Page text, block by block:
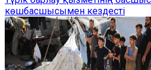
көшбасшысымен кездесті